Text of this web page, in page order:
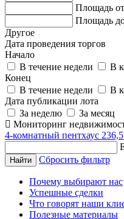
Площадь
Площадь
Другое
Дата проведения торгов
Начало
В течение недели
В
Конец
В течение недели
В
Дата публикации лота
За неделю
За месяц
Мониторинг
4-комнатный пентхаус
Сбросить фильтр
Почему выбирают нас
Успешные сделки
Что говорят наши
Полезные материалы